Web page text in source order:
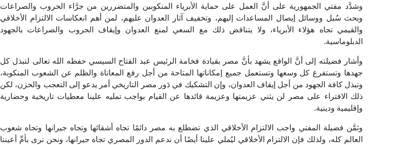
وشدَّد مفتي الجمهورية على أنَّ العمل على حماية الأبرياء المنكوبين والمتضررين من جرَّاء الحروب والصراعات
وبحث سُبل ووسائل إيصال المساعدات إليهم، وتخفيف آثار العدوان عليهم، لمن أهم انعكاسات الالتزام الأخلاقي
والقيمي تجاه هؤلاء الأبرياء، ولا يتناقض ذلك مع السعي لمنع العدوان وإيقاف الحروب والصراعات بالجهود
الدبلوماسية.
وأشار فضيلته إلى أنَّ الواقع يشهد بأنَّ مصر بقيادة فخامة الرئيس عبد الفتاح السيسي حفظه الله تعالى لتبذل كل
جهدها وتستفرغ كل وسعها وتستعمل جميع إمكاناتها المتاحة من أجل رفع المعاناة والظلم عن الشعوب المنكوبة،
وتبذل كافة الجهود من أجل إيقاف العدوان، وإن التشكيك في دَور مصر التاريخي أمر يدعو إلى التعجب والحزن، لكن
ذلك الافتراء على مصر لن يثني عزيمتها وعزيمة قائدها عن القيام بواجب تمليه علينا معطيات تاريخية وحضارية
وإقليمية ودينية.
وثمَّن فضيلة المفتي واجب الالتزام الأخلاقي الذي تضطلع به مصر دائمًا تجاه أشقائها وتجاه جيرانها وتجاه شعوب
العالم كله، ولذلك فإن الالتزام الأخلاقي ليُملي علينا أيضًا أن ندعم الدور المصري تجاه جيرانها، ونحن نرى بأمِّ أعيننا